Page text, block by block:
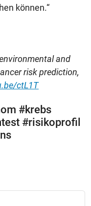
können.“
and
risk prediction,
ctL1T
#krebs
#risikoprofil